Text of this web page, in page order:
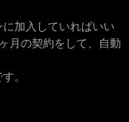
加入していればいい
月の契約をして、自動
。